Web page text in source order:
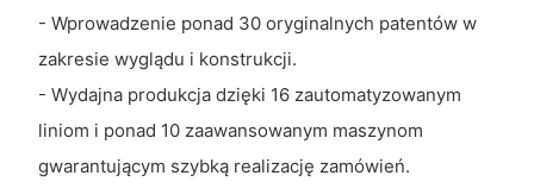
- Wprowadzenie ponad 30 oryginalnych patentów w
zakresie wyglądu i konstrukcji.
- Wydajna produkcja dzięki 16 zautomatyzowanym
liniom i ponad 10 zaawansowanym maszynom
gwarantującym szybką realizację zamówień.